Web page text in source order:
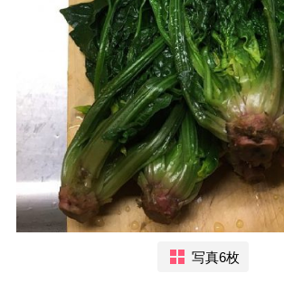
写真6枚